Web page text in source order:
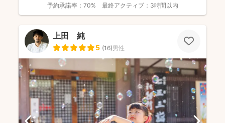
予約承諾率： 70% 最終アクティブ： 3時間以内
上田 純
5 (16)男性